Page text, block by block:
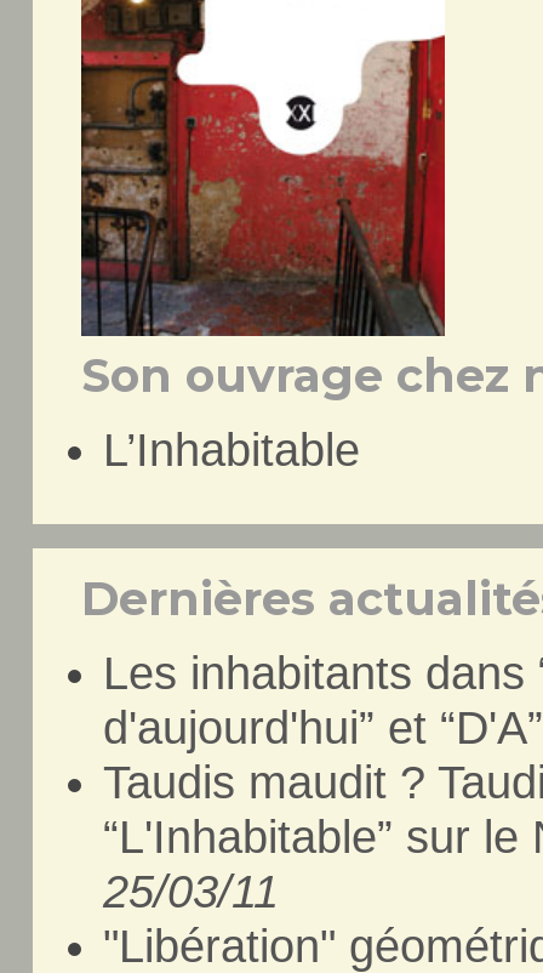
Son ouvrage chez
L’Inhabitable
Dernières
Les inhabitants dans
d'aujourd'hui” et
Taudis maudit ?
“L'Inhabitable” sur
25/03/11
"Libération"